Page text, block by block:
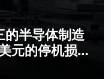
的半导体制造
元的停机损